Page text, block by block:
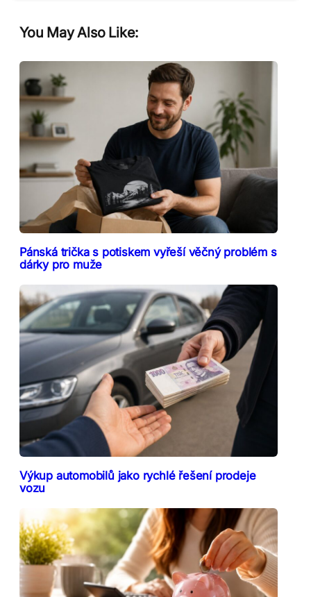
You May Also Like:
Pánská trička s potiskem vyřeší věčný problém s
dárky pro muže
Výkup automobilů jako rychlé řešení prodeje
vozu